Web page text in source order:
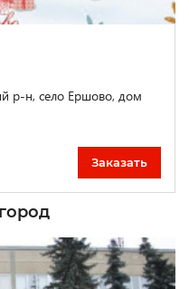
р-н, село Ершово, дом
Заказать